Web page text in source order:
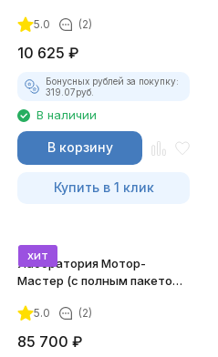
5.0 (2)
10 625 ₽
Бонусных рублей за покупку:
319.07руб.
В наличии
В корзину
Купить в 1 клик
хит
Лаборатория Мотор-
Мастер (с полным пакетом
5.0 (2)
85 700 ₽